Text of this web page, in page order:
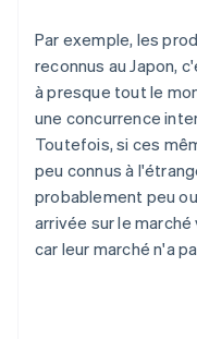
Par exemple, les
reconnus au Japon,
à presque tout le
une concurrence
Toutefois, si ces
peu connus à
probablement peu
arrivée sur le
car leur marché n'a